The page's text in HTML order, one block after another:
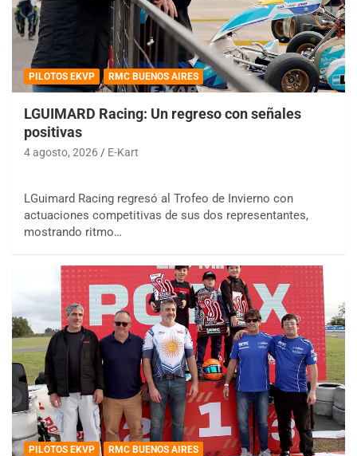
PILOTOS EKVP RMC BUENOS AIRES
LGUIMARD Racing: Un regreso con señales
positivas
4 agosto, 2026 E-Kart
LGuimard Racing regresó al Trofeo de Invierno con
actuaciones competitivas de sus dos representantes,
mostrando ritmo…
PILOTOS EKVP RMC BUENOS AIRES